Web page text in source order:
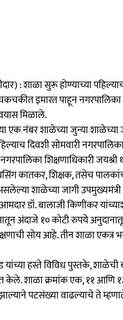
: शाळा सुरू होण्याच्या
इमारत पाहून नगरपालिका
मिळाले.
एक नंबर शाळेच्या जुन्या
दिवशी सोमवारी
शिक्षणाधिकारी
कातकर, शिक्षक, तसेच
शाळेच्या जागी उपमुख्यमंत्री
आमदार डॉ. बालाजी किणीकर
अंदाजे १० कोटी रुपये
सोय आहे. तीन शाळा
यांच्या हस्ते विविध पुस्तके,
केले. शाळा क्रमांक एक, ११ आणि
झाल्याने पटसंख्या वाढल्याचे ते